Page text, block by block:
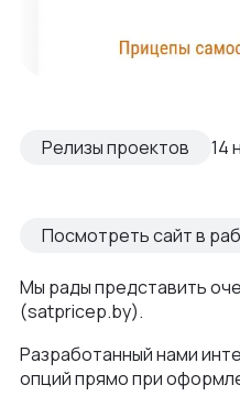
Релизы проектов 14
Посмотреть сайт в
Мы рады представить
(satpricep.by).
Разработанный нами
опций прямо при